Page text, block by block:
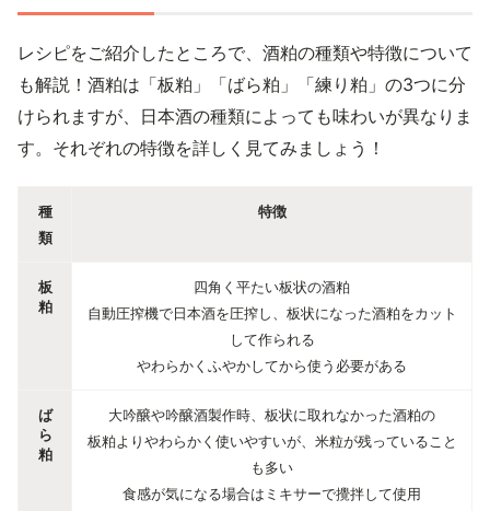
レシピをご紹介したところで、酒粕の種類や特徴について
も解説！酒粕は「板粕」「ばら粕」「練り粕」の3つに分
けられますが、日本酒の種類によっても味わいが異なりま
す。それぞれの特徴を詳しく見てみましょう！
種
類
特徴
板
粕
四角く平たい板状の酒粕
自動圧搾機で日本酒を圧搾し、板状になった酒粕をカット
して作られる
やわらかくふやかしてから使う必要がある
ば
ら
粕
大吟醸や吟醸酒製作時、板状に取れなかった酒粕の
板粕よりやわらかく使いやすいが、米粒が残っていること
も多い
食感が気になる場合はミキサーで攪拌して使用